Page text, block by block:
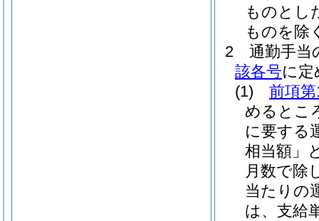
ものとし
ものを除
2
通勤手当
該各号に
(1)
前項
めるとこ
に要する
相当額」
月数で除
当たりの
は、支給